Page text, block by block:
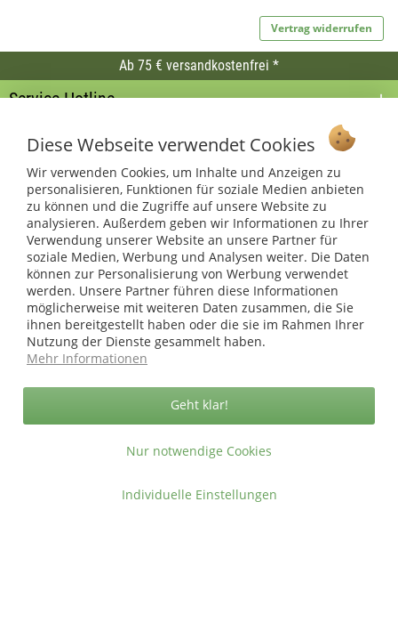
Vertrag widerrufen
Ab 75 € versandkostenfrei *
Service Hotline
Shop Service
Informationen
* bei Paketversand. Alle Preise inkl. gesetzl. Mehrwertsteuer zzgl.
Versandkosten.
Copyright © afp marketing gmbh - Alle Rechte vorbehalten
Sicher zahlen in unserem Onlineshop
Diese Webseite verwendet Cookies
Wir verwenden Cookies, um Inhalte und Anzeigen zu
personalisieren, Funktionen für soziale Medien anbieten
zu können und die Zugriffe auf unsere Website zu
analysieren. Außerdem geben wir Informationen zu Ihrer
Verwendung unserer Website an unsere Partner für
soziale Medien, Werbung und Analysen weiter. Die Daten
können zur Personalisierung von Werbung verwendet
werden. Unsere Partner führen diese Informationen
möglicherweise mit weiteren Daten zusammen, die Sie
ihnen bereitgestellt haben oder die sie im Rahmen Ihrer
Nutzung der Dienste gesammelt haben.
Mehr Informationen
Nur notwendige Cookies
Geht klar!
Individuelle Einstellungen